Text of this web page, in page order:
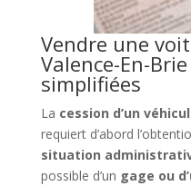
Vendre une
Valence-En-
simplifiées
La cession d’un
requiert d’abord
situation
possible d’un gage ou